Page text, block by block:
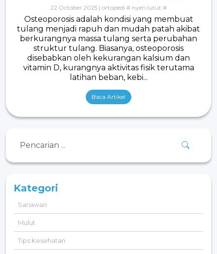
22 October 2025 | ortopedi # nyeri lutut #
Osteoporosis adalah kondisi yang membuat
tulang menjadi rapuh dan mudah patah akibat
berkurangnya massa tulang serta perubahan
struktur tulang. Biasanya, osteoporosis
disebabkan oleh kekurangan kalsium dan
vitamin D, kurangnya aktivitas fisik terutama
latihan beban, kebi...
Baca Artikel
Kategori
Sariawan
Mulut
Tips Kesehatan